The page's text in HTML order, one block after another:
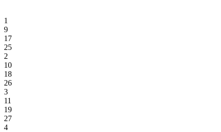
1
9
17
25
2
10
18
26
3
11
19
27
4